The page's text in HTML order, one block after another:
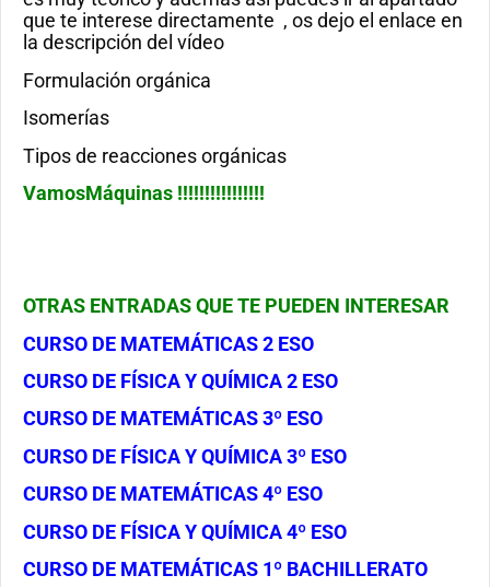
que te interese directamente , os dejo el enlace en
la descripción del vídeo
Formulación orgánica
Isomerías
Tipos de reacciones orgánicas
VamosMáquinas !!!!!!!!!!!!!!!!
OTRAS ENTRADAS QUE TE PUEDEN INTERESAR
CURSO DE MATEMÁTICAS 2 ESO
CURSO DE FÍSICA Y QUÍMICA 2 ESO
CURSO DE MATEMÁTICAS 3º ESO
CURSO DE FÍSICA Y QUÍMICA 3º ESO
CURSO DE MATEMÁTICAS 4º ESO
CURSO DE FÍSICA Y QUÍMICA 4º ESO
CURSO DE MATEMÁTICAS 1º BACHILLERATO